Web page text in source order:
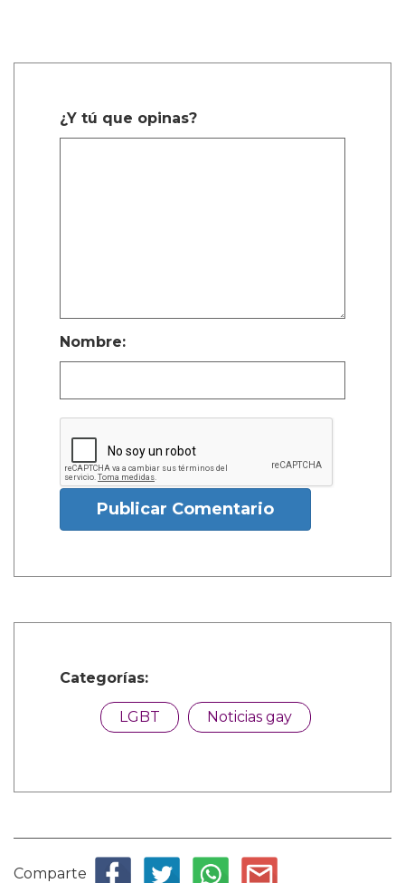
¿Y tú que opinas?
Nombre:
Publicar Comentario
Categorías:
LGBT Noticias gay
Comparte